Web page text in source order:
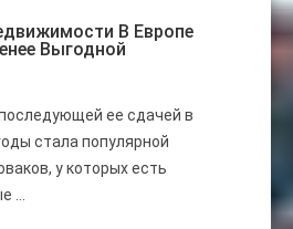
В Европе
Выгодной
ее сдачей в
стала популярной
у которых есть
...